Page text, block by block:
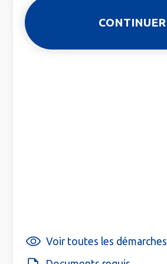
Voir toutes les démarches